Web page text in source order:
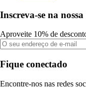
Inscreva-se na
Aproveite 10% de
Fique conectado
Encontre-nos nas redes